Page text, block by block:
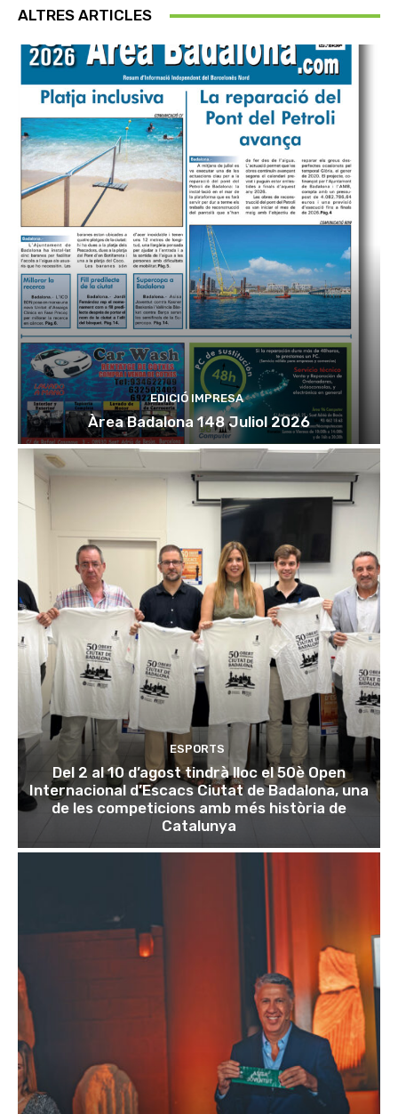
ALTRES ARTICLES
EDICIÓ IMPRESA
Àrea Badalona 148 Juliol 2026
ESPORTS
Del 2 al 10 d’agost tindrà lloc el 50è Open
Internacional d’Escacs Ciutat de Badalona, una
de les competicions amb més història de
Catalunya